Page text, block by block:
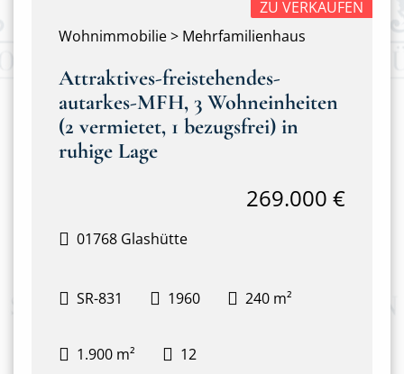
Wohnimmobilie > Mehrfamilienhaus
ZU VERKAUFEN
Attraktives-freistehendes-
autarkes-MFH, 3 Wohneinheiten
(2 vermietet, 1 bezugsfrei) in
ruhige Lage
01768 Glashütte
269.000 €
SR-831 1960 240 m²
1.900 m² 12